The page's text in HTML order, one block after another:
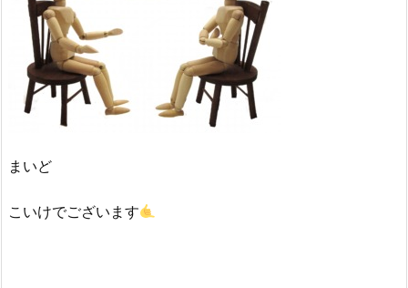
まいど
こいけでございます